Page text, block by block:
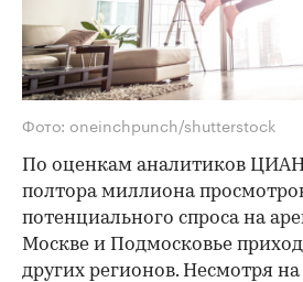
Фото: oneinchpunch/shutterstock
По оценкам аналитиков
полтора миллиона
потенциального спроса на
Москве и Подмосковье
других регионов. Несмотря